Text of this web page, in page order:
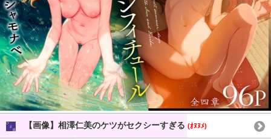
【画像】相澤仁美のケツがセクシーすぎる (ｵﾇﾇﾒ)